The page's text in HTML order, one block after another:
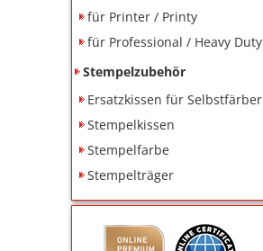
für Printer / Printy
für Professional / Heavy Duty
Stempelzubehör
Ersatzkissen für Selbstfärber
Stempelkissen
Stempelfarbe
Stempelträger